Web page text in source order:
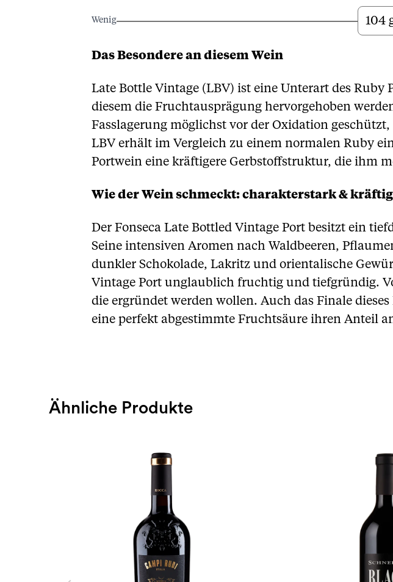
Wenig 104
Das Besondere an diesem Wein
Late Bottle Vintage (LBV) ist eine Unterart des
diesem die Fruchtausprägung hervorgehoben
Fasslagerung möglichst vor der Oxidation
LBV erhält im Vergleich zu einem normalen Ruby
Portwein eine kräftigere Gerbstoffstruktur, die ihm
Wie der Wein schmeckt: charakterstark & kräftig
Der Fonseca Late Bottled Vintage Port besitzt ein
Seine intensiven Aromen nach Waldbeeren,
dunkler Schokolade, Lakritz und orientalische
Vintage Port unglaublich fruchtig und tiefgründig.
die ergründet werden wollen. Auch das Finale
eine perfekt abgestimmte Fruchtsäure ihren Anteil
Ähnliche Produkte